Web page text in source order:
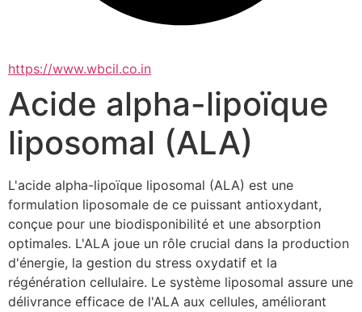
https://www.wbcil.co.in
Acide alpha-lipoïque
liposomal (ALA)
L'acide alpha-lipoïque liposomal (ALA) est une
formulation liposomale de ce puissant antioxydant,
conçue pour une biodisponibilité et une absorption
optimales. L'ALA joue un rôle crucial dans la production
d'énergie, la gestion du stress oxydatif et la
régénération cellulaire. Le système liposomal assure une
délivrance efficace de l'ALA aux cellules, améliorant